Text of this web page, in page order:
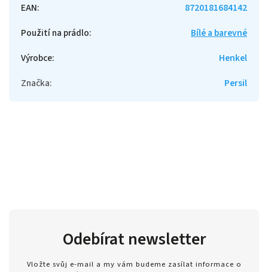
EAN:
8720181684142
Použití na prádlo:
Bílé a barevné
Výrobce:
Henkel
Značka: Persil
Odebírat newsletter
Vložte svůj e-mail a my vám budeme zasílat informace o